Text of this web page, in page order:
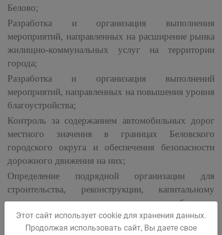
Белово;
Разработка и организация выполнения
мероприятий, направленных на расширение рынка
жилищно-коммунальных услуг на территории
города;
Разработка и организация выполнений
мероприятий, направленных на повышения уровня
благоустройства;
Контроль за содержанием автомобильных дорог
местного значения в границах Беловского
городского округа и обеспечения безопасности
дорожного движения на них;
Определение подрядной организации для
строительства, реконструкции, капитальному
ремонту, ремонту и содержанию автомобильных
дорог общего пользования местного значения,
мостов и иных транспортных, инженерных
Этот сайт использует cookie для хранения данных.
Продолжая использовать сайт, Вы даете свое